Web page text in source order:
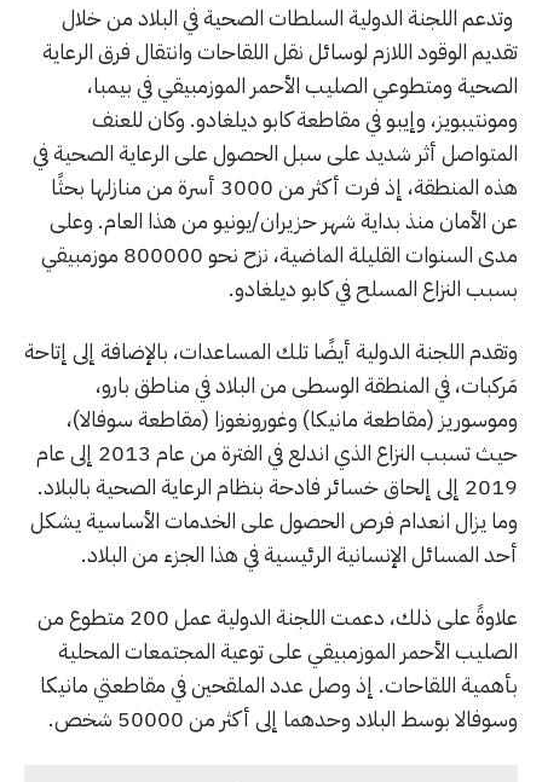
وتدعم اللجنة الدولية السلطات الصحية في البلاد من خلال
تقديم الوقود اللازم لوسائل نقل اللقاحات وانتقال فرق الرعاية
الصحية ومتطوعي الصليب الأحمر الموزمبيقي في بيمبا،
ومونتيبويز، وإيبو في مقاطعة كابو ديلغادو. وكان للعنف
المتواصل أثر شديد على سبل الحصول على الرعاية الصحية في
هذه المنطقة، إذ فرت أكثر من 3000 أسرة من منازلها بحثًا
عن الأمان منذ بداية شهر حزيران/يونيو من هذا العام. وعلى
مدى السنوات القليلة الماضية، نزح نحو 800000 موزمبيقي
بسبب النزاع المسلح في كابو ديلغادو.
وتقدم اللجنة الدولية أيضًا تلك المساعدات، بالإضافة إلى إتاحة
مَركبات، في المنطقة الوسطى من البلاد في مناطق بارو،
وموسوريز (مقاطعة مانيكا) وغورونغوزا (مقاطعة سوفالا)،
حيث تسبب النزاع الذي اندلع في الفترة من عام 2013 إلى عام
2019 إلى إلحاق خسائر فادحة بنظام الرعاية الصحية بالبلاد.
وما يزال انعدام فرص الحصول على الخدمات الأساسية يشكل
أحد المسائل الإنسانية الرئيسية في هذا الجزء من البلاد.
علاوةً على ذلك، دعمت اللجنة الدولية عمل 200 متطوع من
الصليب الأحمر الموزمبيقي على توعية المجتمعات المحلية
بأهمية اللقاحات. إذ وصل عدد الملقحين في مقاطعتي مانيكا
وسوفالا بوسط البلاد وحدهما إلى أكثر من 50000 شخص.